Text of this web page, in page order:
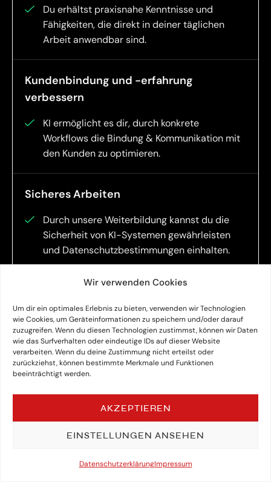
Wir verwenden Cookies
Um dir ein optimales Erlebnis zu bieten, verwenden wir Technologien
wie Cookies, um Geräteinformationen zu speichern und/oder darauf
zuzugreifen. Wenn du diesen Technologien zustimmst, können wir Daten
wie das Surfverhalten oder eindeutige IDs auf dieser Website
verarbeiten. Wenn du deine Zustimmung nicht erteilst oder
zurückziehst, können bestimmte Merkmale und Funktionen
beeinträchtigt werden.
AKZEPTIEREN
EINSTELLUNGEN ANSEHEN
DatenschutzerklärungImpressum
Du erhältst praxisnahe Kenntnisse und
Fähigkeiten, die direkt in deiner täglichen
Arbeit anwendbar sind.
Kundenbindung und -erfahrung
verbessern
KI ermöglicht es dir, durch konkrete
Workflows die Bindung & Kommunikation mit
den Kunden zu optimieren.
Sicheres Arbeiten
Durch unsere Weiterbildung kannst du die
Sicherheit von KI-Systemen gewährleisten
und Datenschutzbestimmungen einhalten.
ganze Unternehmen. Starte jetzt durch
Anmeldeschluss in: 00 00 00
JETZT BUCHEN